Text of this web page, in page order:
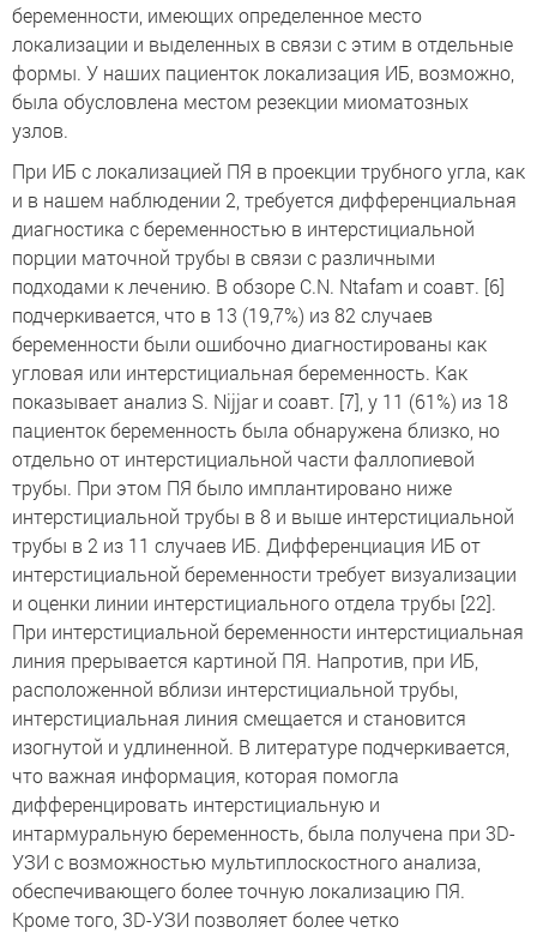
беременности, имеющих определенное место
локализации и выделенных в связи с этим в отдельные
формы. У наших пациенток локализация ИБ, возможно,
была обусловлена местом резекции миоматозных
узлов.
При ИБ с локализацией ПЯ в проекции трубного угла, как
и в нашем наблюдении 2, требуется дифференциальная
диагностика с беременностью в интерстициальной
порции маточной трубы в связи с различными
подходами к лечению. В обзоре C.N. Ntafam и соавт. [6]
подчеркивается, что в 13 (19,7%) из 82 случаев
беременности были ошибочно диагностированы как
угловая или интерстициальная беременность. Как
показывает анализ S. Nijjar и соавт. [7], у 11 (61%) из 18
пациенток беременность была обнаружена близко, но
отдельно от интерстициальной части фаллопиевой
трубы. При этом ПЯ было имплантировано ниже
интерстициальной трубы в 8 и выше интерстициальной
трубы в 2 из 11 случаев ИБ. Дифференциация ИБ от
интерстициальной беременности требует визуализации
и оценки линии интерстициального отдела трубы [22].
При интерстициальной беременности интерстициальная
линия прерывается картиной ПЯ. Напротив, при ИБ,
расположенной вблизи интерстициальной трубы,
интерстициальная линия смещается и становится
изогнутой и удлиненной. В литературе подчеркивается,
что важная информация, которая помогла
дифференцировать интерстициальную и
интармуральную беременность, была получена при 3D-
УЗИ с возможностью мультиплоскостного анализа,
обеспечивающего более точную локализацию ПЯ.
Кроме того, 3D-УЗИ позволяет более четко